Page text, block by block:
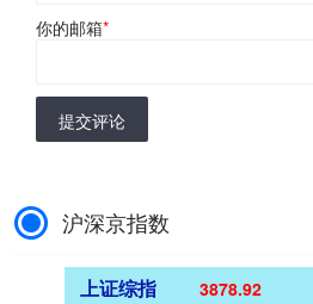
你的邮箱*
提交评论
沪深京指数
上证综指 3878.92